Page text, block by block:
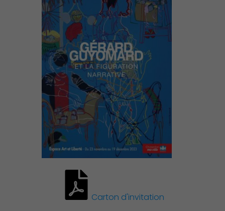
Découvrir Charenton
Carton d'invitation